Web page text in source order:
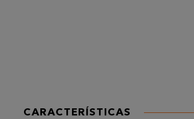
CARACTERÍSTICAS